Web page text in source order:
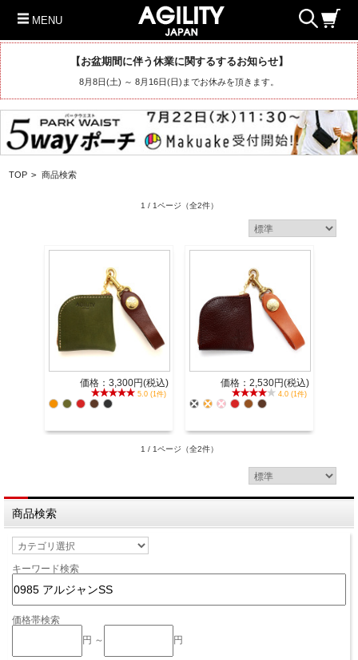
MENU
【お盆期間に伴う休業に関するするお知らせ】
8月8日(土) ～ 8月16日(日)までお休みを頂きます。
TOP > 商品検索
1 / 1ページ （全2件）
価格：3,300円(税込)
5.0 (1件)
価格：2,530円(税込)
4.0 (1件)
1 / 1ページ （全2件）
商品検索
キーワード検索
価格帯検索
円 ～
円